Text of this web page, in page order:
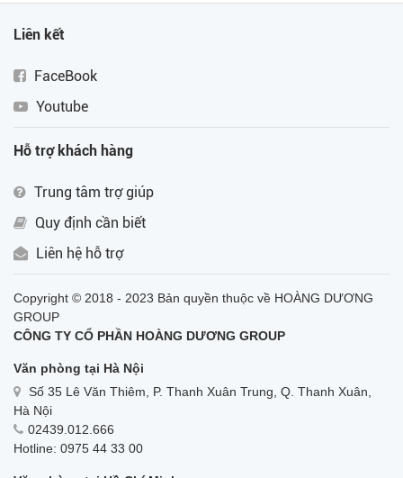
Liên kết
FaceBook
Youtube
Hỗ trợ khách hàng
Trung tâm trợ giúp
Quy định cần biết
Liên hệ hỗ trợ
Copyright © 2018 - 2023 Bản quyền thuộc về HOÀNG DƯƠNG
GROUP
CÔNG TY CỔ PHẦN HOÀNG DƯƠNG GROUP
Văn phòng tại Hà Nội
Số 35 Lê Văn Thiêm, P. Thanh Xuân Trung, Q. Thanh Xuân,
Hà Nội
02439.012.666
Hotline: 0975 44 33 00